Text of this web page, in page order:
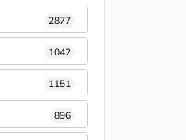
2877
1042
1151
896